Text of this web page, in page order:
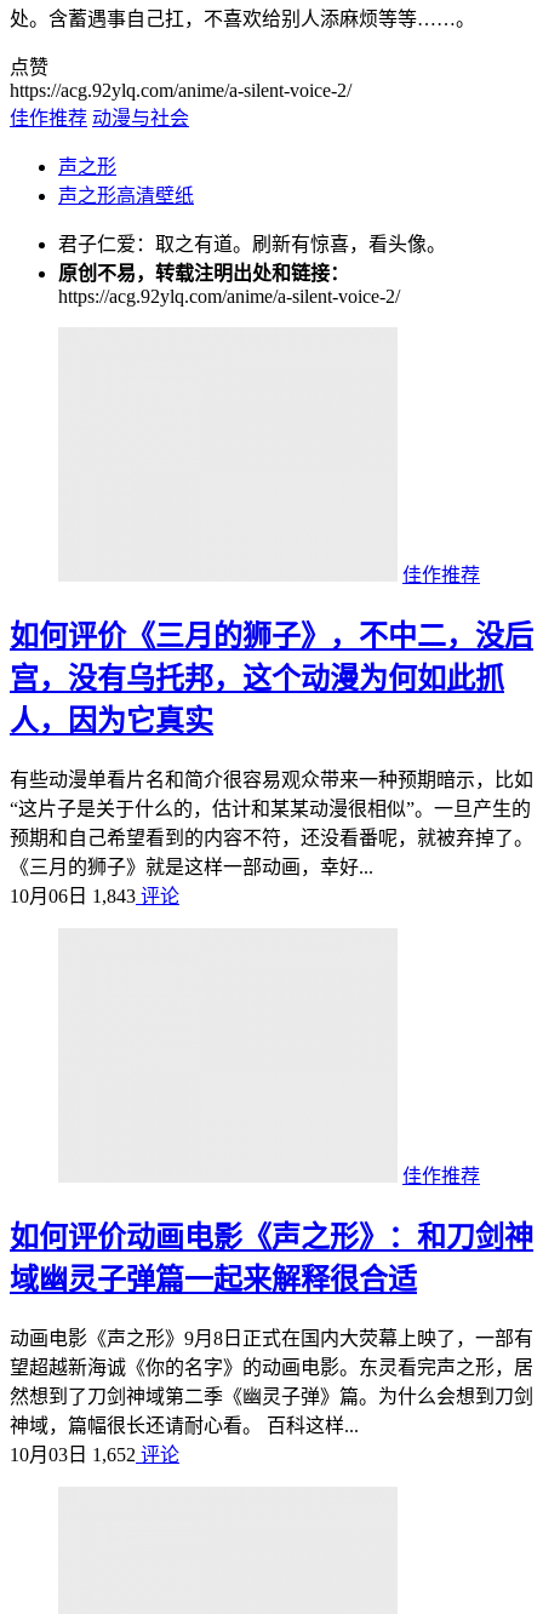
处。含蓄遇事自己扛，不喜欢给别人添麻烦等等……。
点赞
https://acg.92ylq.com/anime/a-silent-voice-2/
佳作推荐 动漫与社会
声之形
声之形高清壁纸
君子仁爱：取之有道。刷新有惊喜，看头像。
原创不易，转载注明出处和链接：
https://acg.92ylq.com/anime/a-silent-voice-2/
佳作推荐
如何评价《三月的狮子》，不中二，没后
宫，没有乌托邦，这个动漫为何如此抓
人，因为它真实
有些动漫单看片名和简介很容易观众带来一种预期暗示，比如
“这片子是关于什么的，估计和某某动漫很相似”。一旦产生的
预期和自己希望看到的内容不符，还没看番呢，就被弃掉了。
《三月的狮子》就是这样一部动画，幸好...
10月06日 1,843 评论
佳作推荐
如何评价动画电影《声之形》：和刀剑神
域幽灵子弹篇一起来解释很合适
动画电影《声之形》9月8日正式在国内大荧幕上映了，一部有
望超越新海诚《你的名字》的动画电影。东灵看完声之形，居
然想到了刀剑神域第二季《幽灵子弹》篇。为什么会想到刀剑
神域，篇幅很长还请耐心看。 百科这样...
10月03日 1,652 评论